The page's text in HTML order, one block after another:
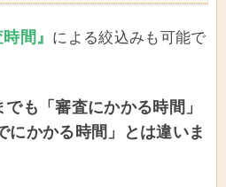
時間』 による絞込みも可能で
も「審査にかかる時間」
にかかる時間」とは違いま